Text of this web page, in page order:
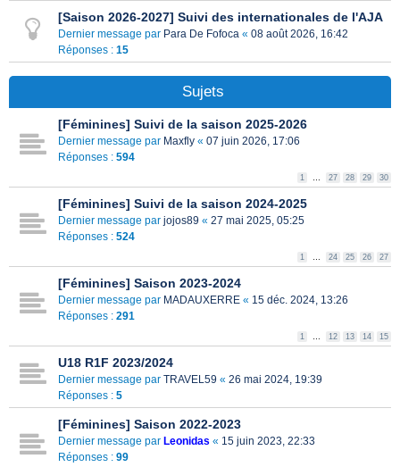
[Saison 2026-2027] Suivi des internationales de l'AJA
Dernier message par Para De Fofoca « 08 août 2026, 16:42
Réponses : 15
Sujets
[Féminines] Suivi de la saison 2025-2026
Dernier message par Maxfly « 07 juin 2026, 17:06
Réponses : 594
1 27 28 29 30
[Féminines] Suivi de la saison 2024-2025
Dernier message par jojos89 « 27 mai 2025, 05:25
Réponses : 524
1 24 25 26 27
[Féminines] Saison 2023-2024
Dernier message par MADAUXERRE « 15 déc. 2024, 13:26
Réponses : 291
1 12 13 14 15
U18 R1F 2023/2024
Dernier message par TRAVEL59 « 26 mai 2024, 19:39
Réponses : 5
[Féminines] Saison 2022-2023
Dernier message par Leonidas « 15 juin 2023, 22:33
Réponses : 99